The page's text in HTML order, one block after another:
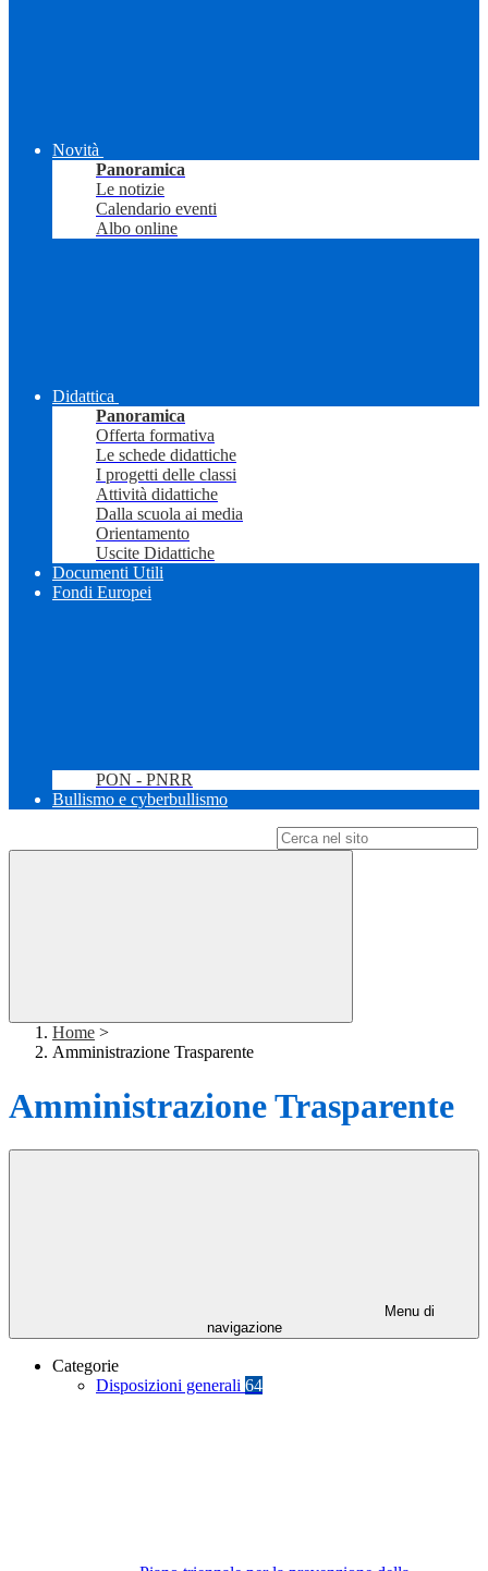
Novità
Panoramica
Le notizie
Calendario eventi
Albo online
Didattica
Panoramica
Offerta formativa
Le schede didattiche
I progetti delle classi
Attività didattiche
Dalla scuola ai media
Orientamento
Uscite Didattiche
Documenti Utili
Fondi Europei
PON - PNRR
Bullismo e cyberbullismo
Home >
Amministrazione Trasparente
Amministrazione Trasparente
Menu di
navigazione
Categorie
Disposizioni generali 64